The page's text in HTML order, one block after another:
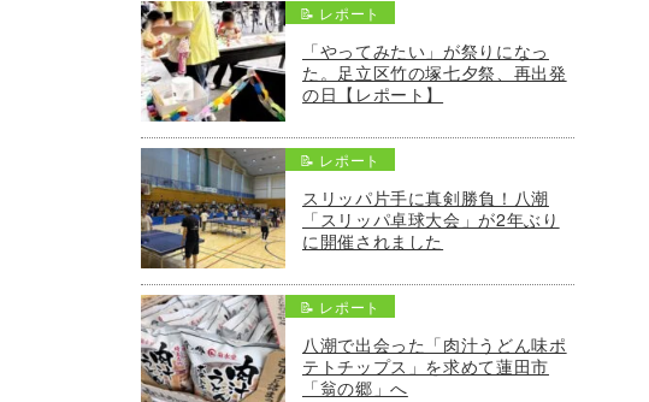
📝 レポート
「やってみたい」が祭りになっ
た。足立区竹の塚七夕祭、再出発
の日【レポート】
📝 レポート
スリッパ片手に真剣勝負！八潮
「スリッパ卓球大会」が2年ぶり
に開催されました
📝 レポート
八潮で出会った「肉汁うどん味ポ
テトチップス」を求めて蓮田市
「翁の郷」へ